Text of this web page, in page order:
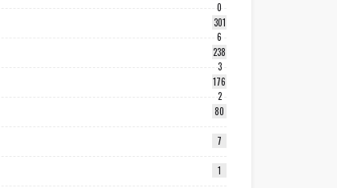
0
301
6
238
3
176
2
80
7
1